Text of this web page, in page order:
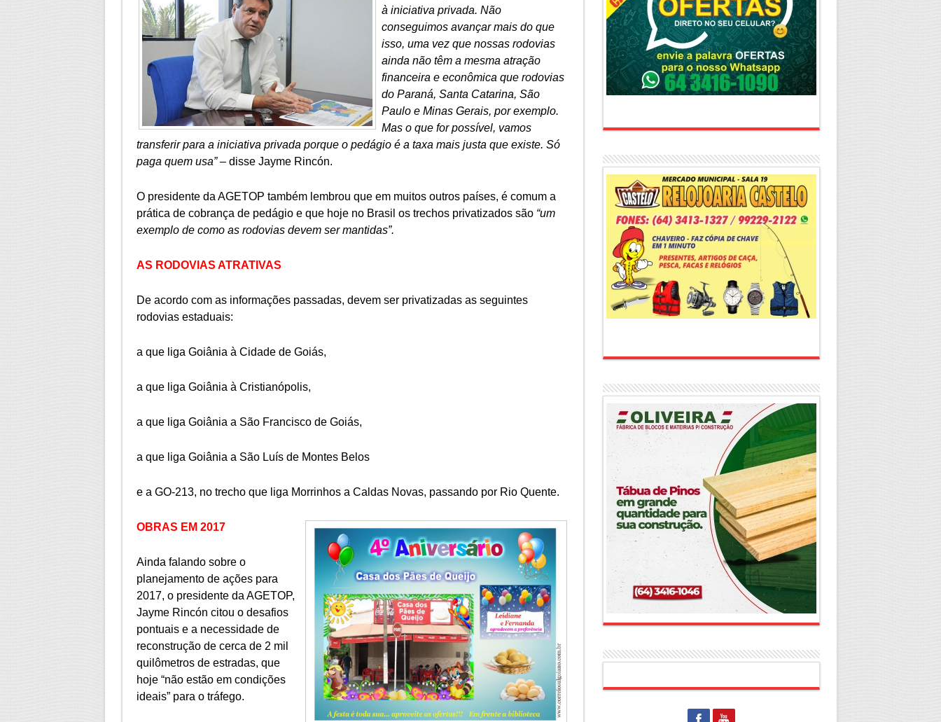
à iniciativa privada. Não
conseguimos avançar mais do que
isso, uma vez que nossas rodovias
ainda não têm a mesma atração
financeira e econômica que rodovias
do Paraná, Santa Catarina, São
Paulo e Minas Gerais, por exemplo.
Mas o que for possível, vamos
transferir para a iniciativa privada porque o pedágio é a taxa mais justa que existe. Só
paga quem usa”– disse Jayme Rincón.
O presidente da AGETOP também lembrou que em muitos outros países, é comum a
prática de cobrança de pedágio e que hoje no Brasil os trechos privatizados são “um
exemplo de como as rodovias devem ser mantidas”.
AS RODOVIAS ATRATIVAS
De acordo com as informações passadas, devem ser privatizadas as seguintes
rodovias estaduais:
a que liga Goiânia à Cidade de Goiás,
a que liga Goiânia à Cristianópolis,
a que liga Goiânia a São Francisco de Goiás,
a que liga Goiânia a São Luís de Montes Belos
e a GO-213, no trecho que liga Morrinhos a Caldas Novas, passando por Rio Quente.
OBRAS EM 2017
Ainda falando sobre o
planejamento de ações para
2017, o presidente da AGETOP,
Jayme Rincón citou o desafios
pontuais e a necessidade de
reconstrução de cerca de 2 mil
quilômetros de estradas, que
hoje “não estão em condições
ideais” para o tráfego.